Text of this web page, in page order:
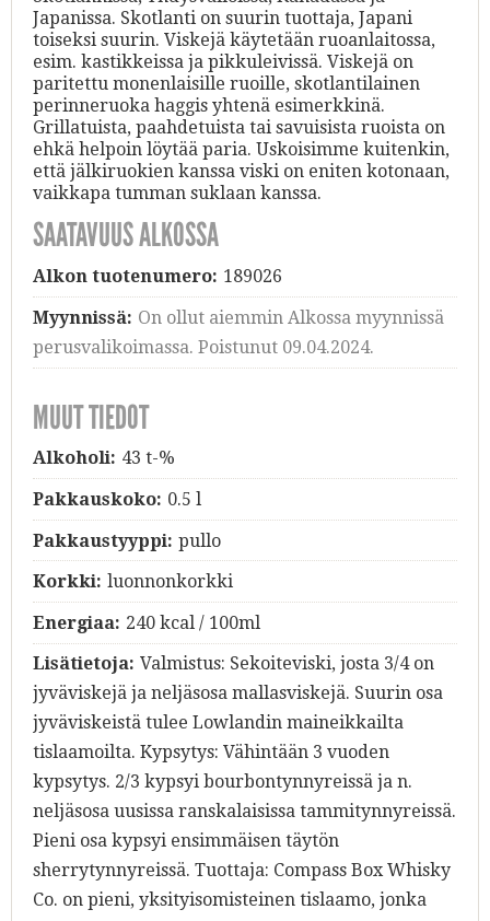
Japanissa. Skotlanti on suurin tuottaja, Japani
toiseksi suurin. Viskejä käytetään ruoanlaitossa,
esim. kastikkeissa ja pikkuleivissä. Viskejä on
paritettu monenlaisille ruoille, skotlantilainen
perinneruoka haggis yhtenä esimerkkinä.
Grillatuista, paahdetuista tai savuisista ruoista on
ehkä helpoin löytää paria. Uskoisimme kuitenkin,
että jälkiruokien kanssa viski on eniten kotonaan,
vaikkapa tumman suklaan kanssa.
SAATAVUUS ALKOSSA
Alkon tuotenumero: 189026
Myynnissä: On ollut aiemmin Alkossa myynnissä
perusvalikoimassa. Poistunut 09.04.2024.
MUUT TIEDOT
Alkoholi: 43 t-%
Pakkauskoko: 0.5 l
Pakkaustyyppi: pullo
Korkki: luonnonkorkki
Energiaa: 240 kcal / 100ml
Lisätietoja: Valmistus: Sekoiteviski, josta 3/4 on
jyväviskejä ja neljäsosa mallasviskejä. Suurin osa
jyväviskeistä tulee Lowlandin maineikkailta
tislaamoilta. Kypsytys: Vähintään 3 vuoden
kypsytys. 2/3 kypsyi bourbontynnyreissä ja n.
neljäsosa uusissa ranskalaisissa tammitynnyreissä.
Pieni osa kypsyi ensimmäisen täytön
sherrytynnyreissä. Tuottaja: Compass Box Whisky
Co. on pieni, yksityisomisteinen tislaamo, jonka